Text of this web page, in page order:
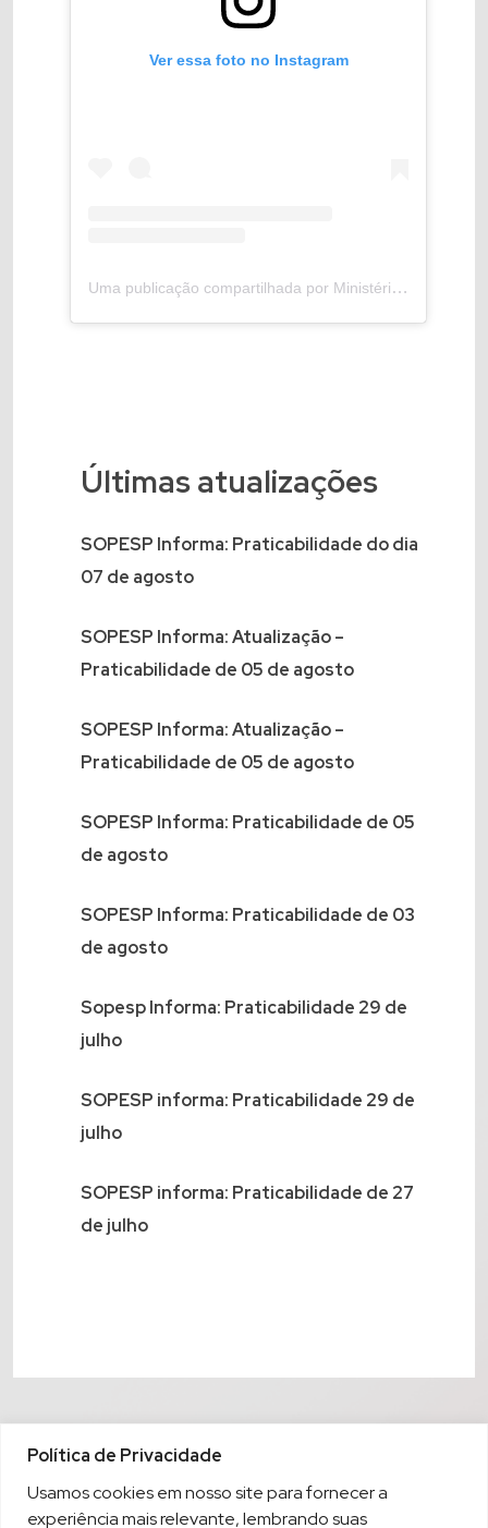
Política de Privacidade
Usamos cookies em nosso site para fornecer a
experiência mais relevante, lembrando suas
Ver essa foto no Instagram
Uma publicação compartilhada por Ministério da Agricultura e Pecuária (@mapa_brasil)
Últimas atualizações
SOPESP Informa: Praticabilidade do dia
07 de agosto
SOPESP Informa: Atualização –
Praticabilidade de 05 de agosto
SOPESP Informa: Atualização –
Praticabilidade de 05 de agosto
SOPESP Informa: Praticabilidade de 05
de agosto
SOPESP Informa: Praticabilidade de 03
de agosto
Sopesp Informa: Praticabilidade 29 de
julho
SOPESP informa: Praticabilidade 29 de
julho
SOPESP informa: Praticabilidade de 27
de julho